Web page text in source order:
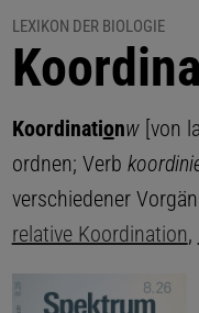
LEXIKON DER BIOLOGIE
:
Koordinationw[von
ordnen; Verb
verschiedener
relative Koordination,